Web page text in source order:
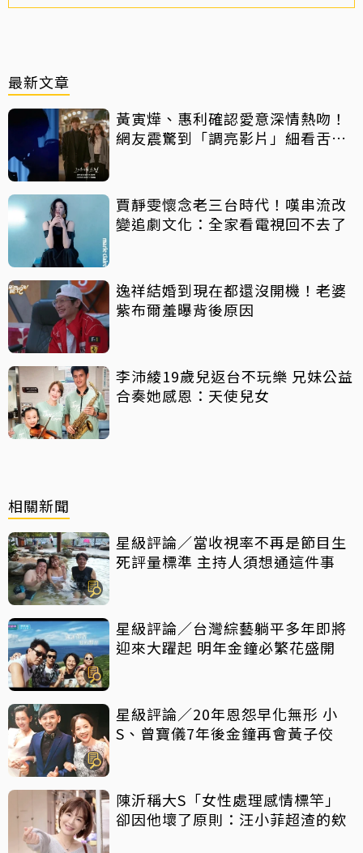
最新文章
黃寅燁、惠利確認愛意深情熱吻！
網友震驚到「調亮影片」細看舌吻
賈靜雯懷念老三台時代！嘆串流改
變追劇文化：全家看電視回不去了
逸祥結婚到現在都還沒開機！老婆
紫布爾羞曝背後原因
李沛綾19歲兒返台不玩樂 兄妹公益
合奏她感恩：天使兒女
相關新聞
星級評論／當收視率不再是節目生
死評量標準 主持人須想通這件事
星級評論／台灣綜藝躺平多年即將
迎來大躍起 明年金鐘必繁花盛開
星級評論／20年恩怨早化無形 小
S、曾寶儀7年後金鐘再會黃子佼
陳沂稱大S「女性處理感情標竿」
卻因他壞了原則：汪小菲超渣的欸